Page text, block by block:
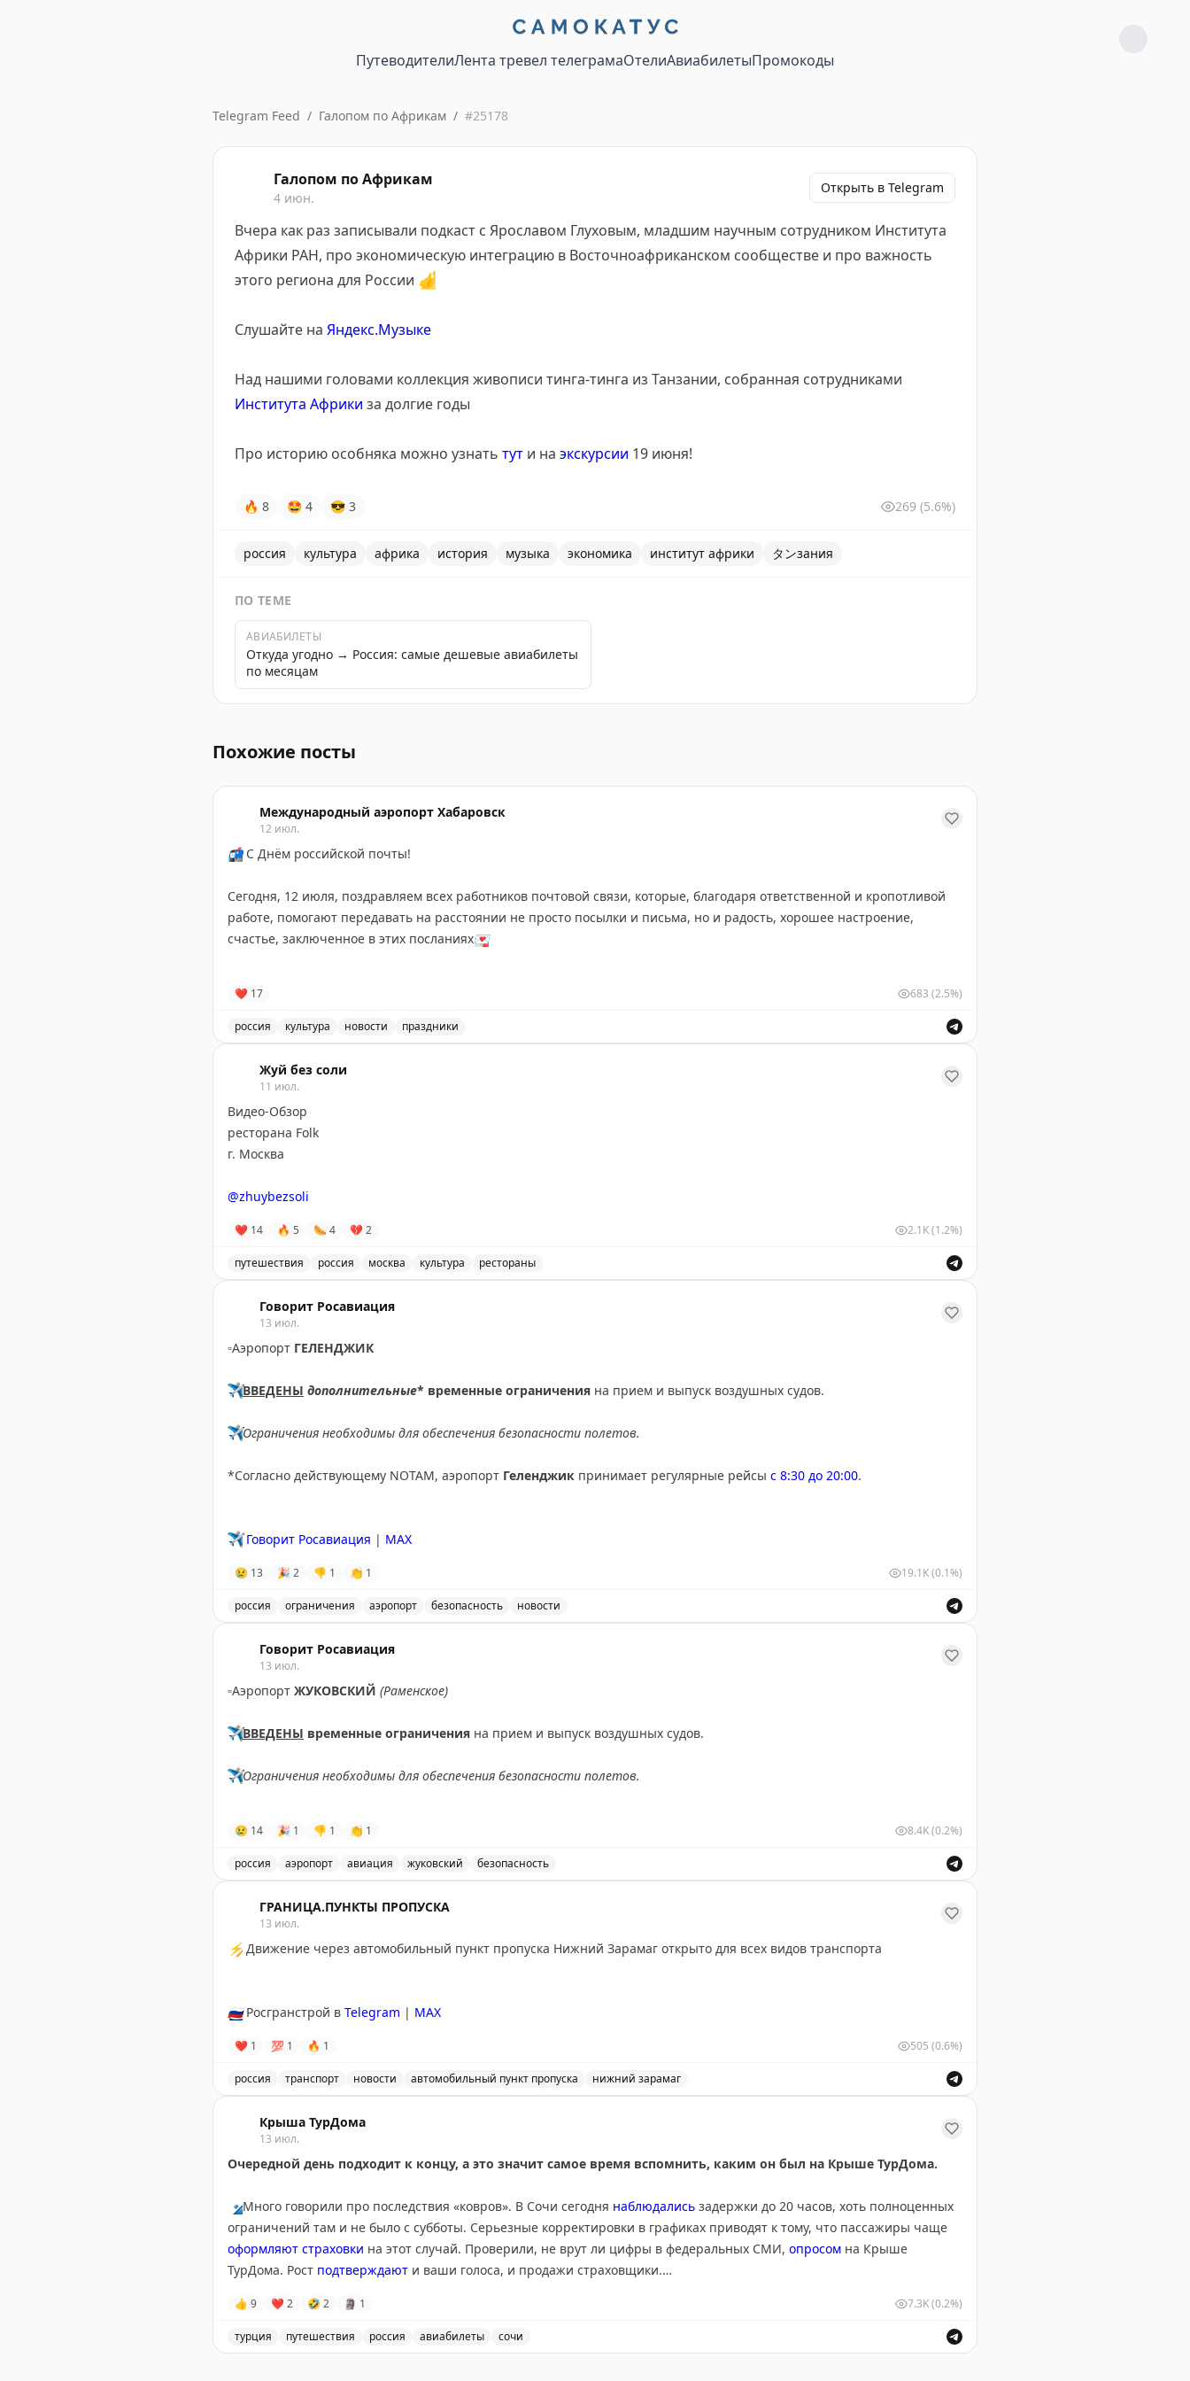
ПутеводителиЛента тревел телеграмаОтелиАвиабилетыПромокоды
Telegram Feed / Галопом по Африкам / #25178
Галопом по Африкам
4 июн.
Открыть в Telegram
Вчера как раз записывали подкаст с Ярославом Глуховым, младшим научным сотрудником Института
Африки РАН, про экономическую интеграцию в Восточноафриканском сообществе и про важность
этого региона для России 👍
Слушайте на Яндекс.Музыке
Над нашими головами коллекция живописи тинга-тинга из Танзании, собранная сотрудниками
Института Африки за долгие годы
Про историю особняка можно узнать тут и на экскурсии 19 июня!
🔥 8 🤩 4 😎 3 269 (5.6%)
россия культура африка история музыка экономика институт африки タンзания
ПО ТЕМЕ
АВИАБИЛЕТЫ
Откуда угодно → Россия: самые дешевые авиабилеты
по месяцам
Похожие посты
Международный аэропорт Хабаровск
12 июл.
📬С Днём российской почты!
Сегодня, 12 июля, поздравляем всех работников почтовой связи, которые, благодаря ответственной и кропотливой
работе, помогают передавать на расстоянии не просто посылки и письма, но и радость, хорошее настроение,
счастье, заключенное в этих посланиях💌
📸Андрей Лавринович
❤ 17 683 (2.5%)
россия культура новости праздники
Жуй без соли
11 июл.
Видео-Обзор
ресторана Folk
г. Москва
@zhuybezsoli
❤ 14 🔥 5 🌭 4 💔 2 2.1K(1.2%)
путешествия россия москва культура рестораны
Говорит Росавиация
13 июл.
▫️Аэропорт ГЕЛЕНДЖИК
✈️ВВЕДЕНЫ дополнительные* временные ограничения на прием и выпуск воздушных судов.
✈️Ограничения необходимы для обеспечения безопасности полетов.
*Согласно действующему NOTAM, аэропорт Геленджик принимает регулярные рейсы с 8:30 до 20:00.
✈️ Говорит Росавиация | MAX
😢 13 🎉 2 👎 1 👏 1 19.1K(0.1%)
россия ограничения аэропорт безопасность новости
Говорит Росавиация
13 июл.
▫️Аэропорт ЖУКОВСКИЙ (Раменское)
✈️ВВЕДЕНЫ временные ограничения на прием и выпуск воздушных судов.
✈️Ограничения необходимы для обеспечения безопасности полетов.
😢 14 🎉 1 👎 1 👏 1 8.4K(0.2%)
россия аэропорт авиация жуковский безопасность
ГРАНИЦА.ПУНКТЫ ПРОПУСКА
13 июл.
⚡ Движение через автомобильный пункт пропуска Нижний Зарамаг открыто для всех видов транспорта
🇷🇺Росгранстрой в Telegram | MAX
❤ 1 💯 1 🔥 1 505 (0.6%)
россия транспорт новости автомобильный пункт пропуска нижний зарамаг
Крыша ТурДома
13 июл.
Очередной день подходит к концу, а это значит самое время вспомнить, каким он был на Крыше ТурДома.
🔹Много говорили про последствия «ковров». В Сочи сегодня наблюдались задержки до 20 часов, хоть полноценных
ограничений там и не было с субботы. Серьезные корректировки в графиках приводят к тому, что пассажиры чаще
оформляют страховки на этот случай. Проверили, не врут ли цифры в федеральных СМИ, опросом на Крыше
ТурДома. Рост подтверждают и ваши голоса, и продажи страховщики.
🔹Другая тема, получившая много внимания в СМИ – утром разбирались в
более 50 туристов из Ephesia
Holiday Beach Club 5* в Турции. Уже во второй половине дня Минздрав Турции
выписаны из больницы.
👍 9 ❤ 2 🤣 2 🗿 1 7.3K(0.2%)
турция путешествия россия авиабилеты сочи